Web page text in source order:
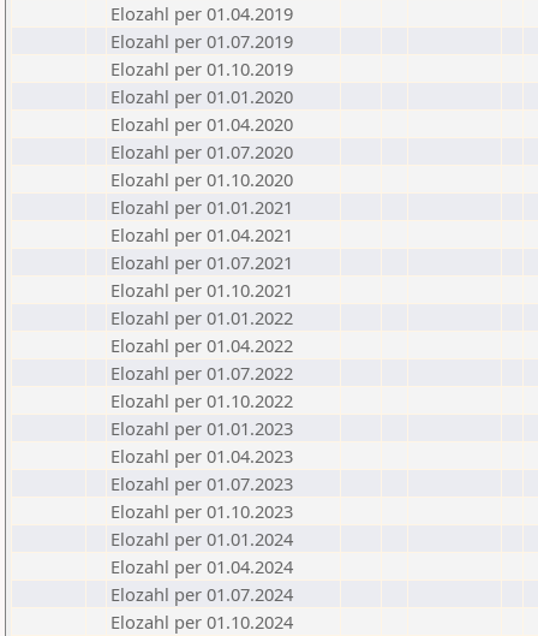
Elozahl per 01.04.2019
Elozahl per 01.07.2019
Elozahl per 01.10.2019
Elozahl per 01.01.2020
Elozahl per 01.04.2020
Elozahl per 01.07.2020
Elozahl per 01.10.2020
Elozahl per 01.01.2021
Elozahl per 01.04.2021
Elozahl per 01.07.2021
Elozahl per 01.10.2021
Elozahl per 01.01.2022
Elozahl per 01.04.2022
Elozahl per 01.07.2022
Elozahl per 01.10.2022
Elozahl per 01.01.2023
Elozahl per 01.04.2023
Elozahl per 01.07.2023
Elozahl per 01.10.2023
Elozahl per 01.01.2024
Elozahl per 01.04.2024
Elozahl per 01.07.2024
Elozahl per 01.10.2024